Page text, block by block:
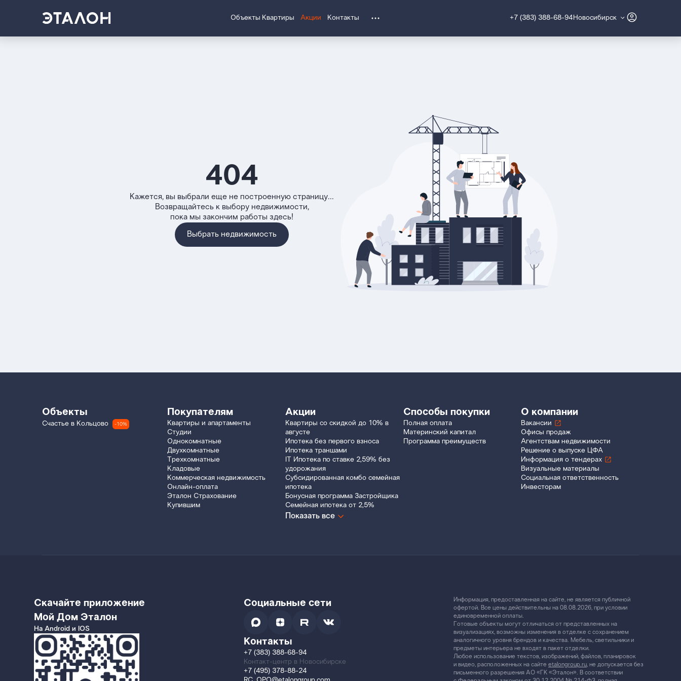
Объекты Квартиры Акции Контакты +7 (383) 388-68-94 Новосибирск
404
Кажется, вы выбрали еще не построенную страницу...
Возвращайтесь к выбору недвижимости,
пока мы закончим работы здесь!
Выбрать недвижимость
Объекты
Счастье в Кольцово -10%
Покупателям
Квартиры и апартаменты
Студии
Однокомнатные
Двухкомнатные
Трехкомнатные
Кладовые
Коммерческая недвижимость
Онлайн-оплата
Эталон Страхование
Купившим
Акции
Квартиры со скидкой до 10% в
августе
Ипотека без первого взноса
Ипотека траншами
IT Ипотека по ставке 2,59% без
удорожания
Субсидированная комбо семейная
ипотека
Бонусная программа Застройщика
Семейная ипотека от 2,5%
Показать все
Способы покупки
Полная оплата
Материнский капитал
Программа преимуществ
О компании
Вакансии
Офисы продаж
Агентствам недвижимости
Решение о выпуске ЦФА
Информация о тендерах
Визуальные материалы
Социальная ответственность
Инвесторам
Скачайте приложение
Мой Дом Эталон
На Android и IOS
Социальные сети
Контакты
+7 (383) 388-68-94
Контакт-центр в Новосибирске
+7 (495) 378-88-24
Информация, предоставленная на сайте, не является публичной
офертой. Все цены действительны на 08.08.2026, при условии
единовременной оплаты.
Готовые объекты могут отличаться от представленных на
визуализациях, возможны изменения в отделке с сохранением
аналогичного уровня брендов и качества. Мебель, светильники и
предметы интерьера не входят в пакет отделки.
Любое использование текстов, изображений, файлов, планировок
и видео, расположенных на сайте etalongroup.ru, не допускается без
письменного разрешения АО «ГК «Эталон». В соответствии